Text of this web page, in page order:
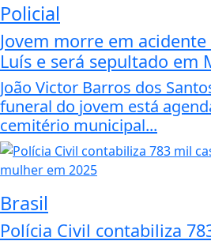
Policial
Jovem morre em
Luís e será sepultado em
João Victor Barros dos
funeral do jovem está
cemitério municipal...
Brasil
Polícia Civil contabiliza